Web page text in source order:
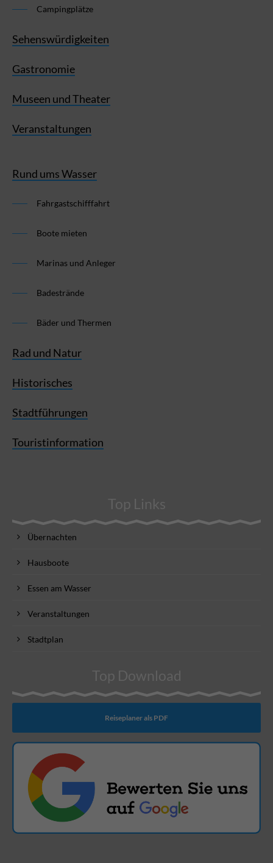
Campingplätze
Sehenswürdigkeiten
Gastronomie
Museen und Theater
Veranstaltungen
Rund ums Wasser
Fahrgastschifffahrt
Boote mieten
Marinas und Anleger
Badestrände
Bäder und Thermen
Rad und Natur
Historisches
Stadtführungen
Touristinformation
Top Links
Übernachten
Hausboote
Essen am Wasser
Veranstaltungen
Stadtplan
Top Download
Reiseplaner als PDF